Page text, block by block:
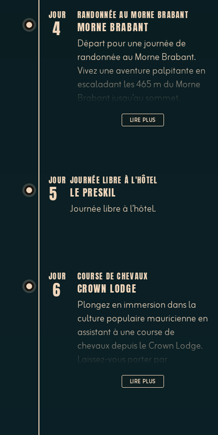
JOUR
4
RANDONNÉE AU MORNE BRABANT
MORNE BRABANT
Départ pour une journée de
randonnée au Morne Brabant.
Vivez une aventure palpitante en
escaladant les 465 m du Morne
Brabant jusqu’au sommet.
Admirez les vues époustouflantes
sur la lagune qui s’étend devant
l’incroyable histoire de l’île.
LIRE PLUS
JOUR
5
JOURNÉE LIBRE À L'HÔTEL
LE PRESKIL
Journée libre à l’hôtel.
JOUR
6
COURSE DE CHEVAUX
CROWN LODGE
Plongez en immersion dans la
culture populaire mauricienne en
assistant à une course de
chevaux depuis le Crown Lodge.
Laissez-vous porter par
l’ambiance et pariez sur votre
cheval préféré.LIRE PLUS